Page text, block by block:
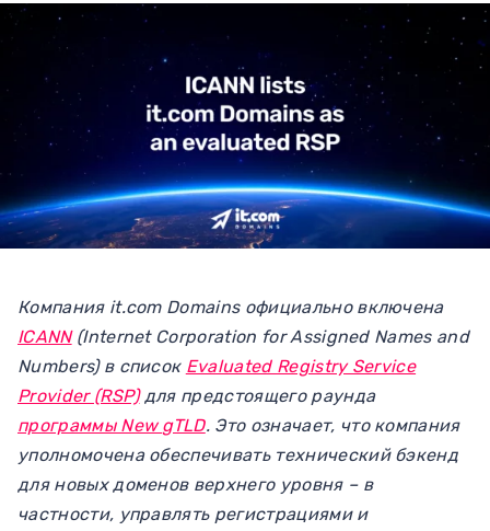
Компания it.com Domains официально включена
ICANN(Internet Corporation for Assigned Names and
Numbers) в список Evaluated Registry Service
Provider (RSP)для предстоящего раунда
программы New gTLD. Это означает, что компания
уполномочена обеспечивать технический бэкенд
для новых доменов верхнего уровня – в
частности, управлять регистрациями и